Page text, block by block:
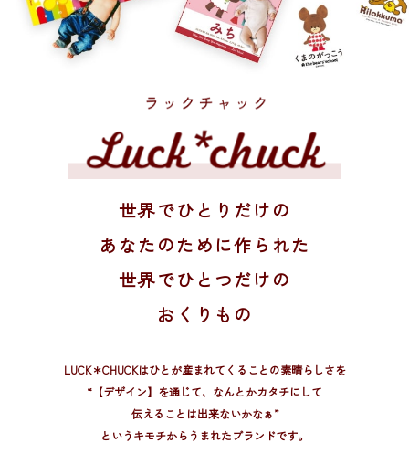
世界でひとりだけの
あなたのために作られた
世界でひとつだけの
おくりもの
LUCK＊CHUCKはひとが産まれてくることの素晴らしさを
“【デザイン】を通じて、 なんとかカタチにして
伝えることは出来ないかなぁ”
というキモチからうまれたブランドです。